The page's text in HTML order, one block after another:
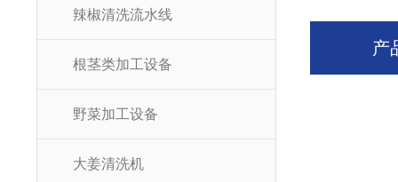
辣椒清洗流水线
根茎类加工设备
野菜加工设备
大姜清洗机
产